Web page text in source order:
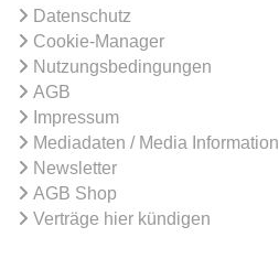
Datenschutz
Cookie-Manager
Nutzungsbedingungen
AGB
Impressum
Mediadaten / Media Information
Newsletter
AGB Shop
Verträge hier kündigen